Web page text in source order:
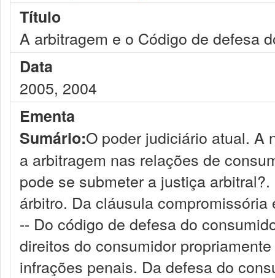
Título
A arbitragem e o Código de defesa
Data
2005, 2004
Ementa
Sumário:O poder judiciário atual. A
a arbitragem nas relações de
pode se submeter a justiça
árbitro. Da cláusula
-- Do código de defesa do
direitos do consumidor
infrações penais. Da defesa do